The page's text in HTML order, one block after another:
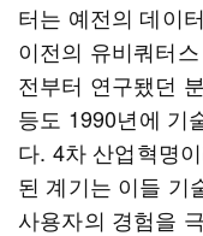
터는 예전의 데이
이전의 유비쿼터
전부터 연구됐던
등도 1990년에 기
다. 4차 산업혁명
된 계기는 이들 기
사용자의 경험을